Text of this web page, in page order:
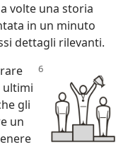
volte una storia
in un minuto
dettagli rilevanti.
ultimi
gli
un